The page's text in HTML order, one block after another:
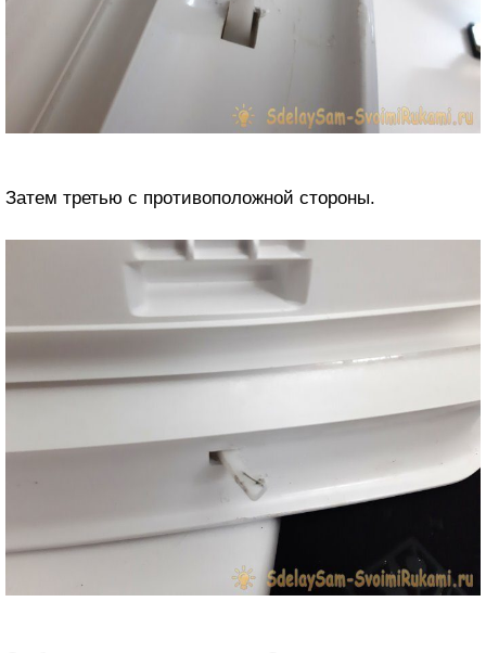
Затем третью с противоположной стороны.